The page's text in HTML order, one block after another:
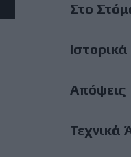
Στο
Απόψεις
Τεχνικά